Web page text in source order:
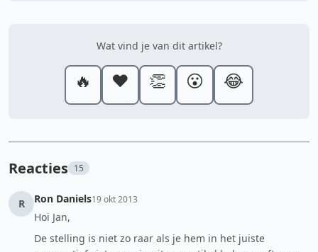
Wat vind je van dit artikel?
🔥 ❤️ 👏 😮 😂
Reacties 15
R Ron Daniels19 okt 2013
Hoi Jan,
De stelling is niet zo raar als je hem in het juiste